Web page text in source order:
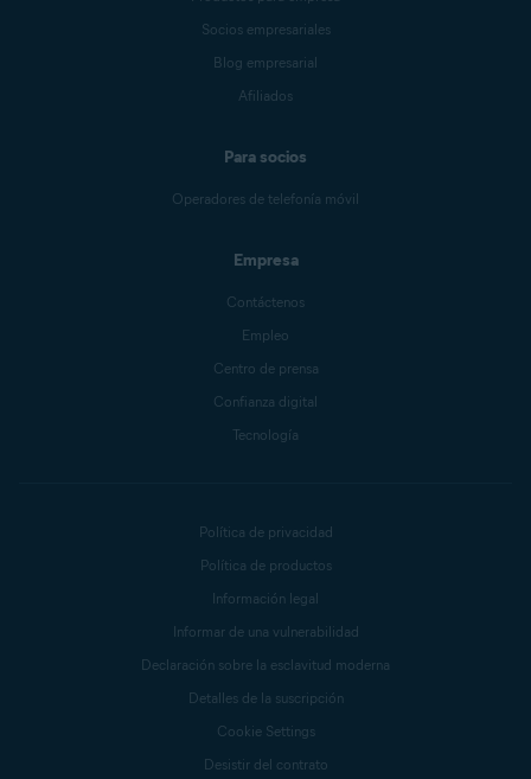
Socios empresariales
Blog empresarial
Afiliados
Para socios
Operadores de telefonía móvil
Empresa
Contáctenos
Empleo
Centro de prensa
Confianza digital
Tecnología
Política de privacidad
Política de productos
Información legal
Informar de una vulnerabilidad
Declaración sobre la esclavitud moderna
Detalles de la suscripción
Cookie Settings
Desistir del contrato